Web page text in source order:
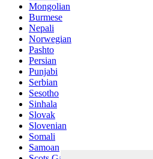
Mongolian
Burmese
Nepali
Norwegian
Pashto
Persian
Punjabi
Serbian
Sesotho
Sinhala
Slovak
Slovenian
Somali
Samoan